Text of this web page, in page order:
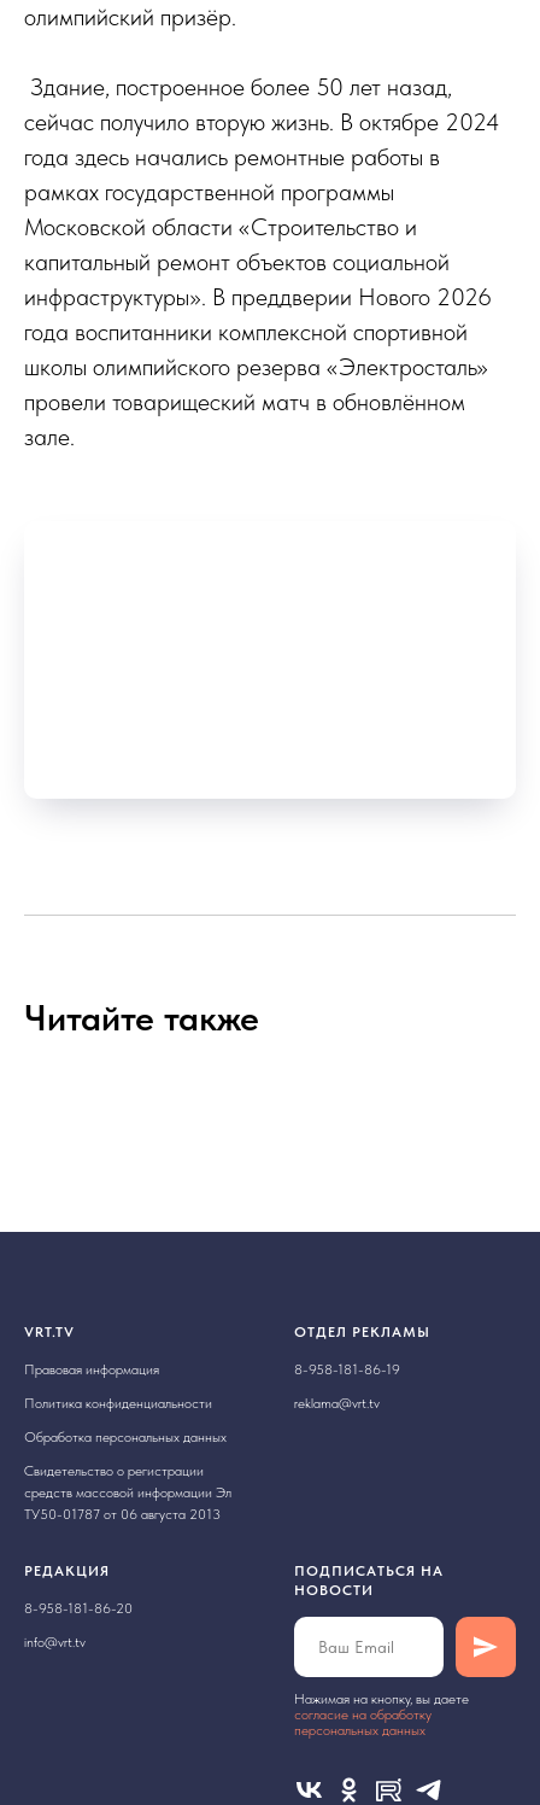
олимпийский призёр.
Здание, построенное более 50 лет назад,
сейчас получило вторую жизнь. В октябре 2024
года здесь начались ремонтные работы в
рамках государственной программы
Московской области «Строительство и
капитальный ремонт объектов социальной
инфраструктуры». В преддверии Нового 2026
года воспитанники комплексной спортивной
школы олимпийского резерва «Электросталь»
провели товарищеский матч в обновлённом
зале.
Читайте также
VRT.TV
Правовая информация
Политика конфиденциальности
Обработка персональных данных
Свидетельство о регистрации
средств массовой информации Эл
ТУ50-01787 от 06 августа 2013
ОТДЕЛ РЕКЛАМЫ
8-958-181-86-19
reklama@vrt.tv
РЕДАКЦИЯ
8-958-181-86-20
info@vrt.tv
ПОДПИСАТЬСЯ НА
НОВОСТИ
Нажимая на кнопку, вы даете
cогласие на обработку
персональных данных